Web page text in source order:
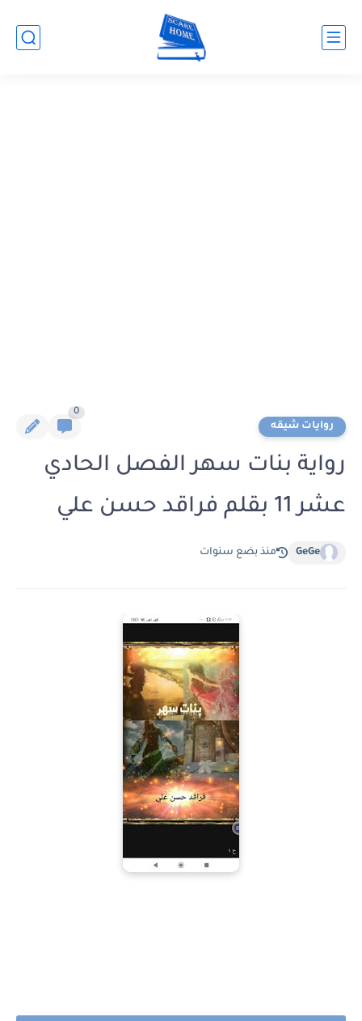
روايات شيقه
0
رواية بنات سهر الفصل الحادي
عشر 11 بقلم فراقد حسن علي
GeGe منذ بضع سنوات